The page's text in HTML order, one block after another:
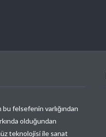
bu felsefenin varlığından
olduğundan
teknolojisi ile sanat